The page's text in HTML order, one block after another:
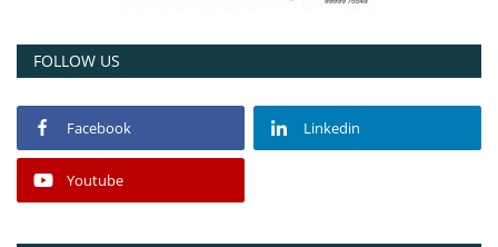
FOLLOW US
Facebook Linkedin
Youtube